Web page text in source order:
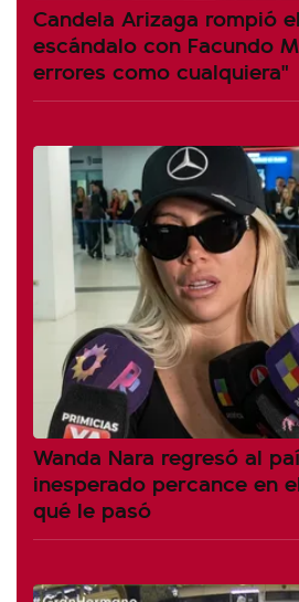
Candela Arizaga rompió
escándalo con Facundo
errores como cualquiera"
Wanda Nara regresó al
inesperado percance en
qué le pasó